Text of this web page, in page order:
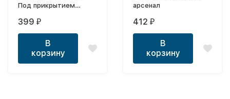
Под прикрытием
399 ₽
В
корзину
арсенал
412 ₽
В
корзину